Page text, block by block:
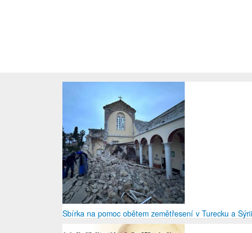
Sbírka na pomoc obětem zemětřesení v Turecku a Sýrii